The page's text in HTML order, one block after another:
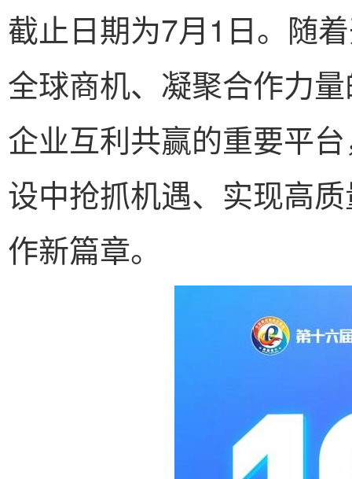
截止日期为7月1日。随
全球商机、凝聚合作力
企业互利共赢的重要平
设中抢抓机遇、实现高
作新篇章。